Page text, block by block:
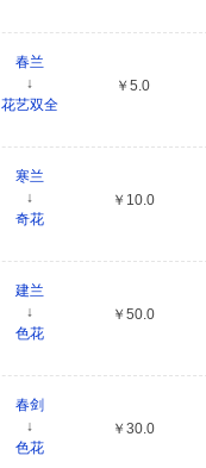
春兰
↓
花艺双全
￥5.0
寒兰
↓
奇花
￥10.0
建兰
↓
色花
￥50.0
春剑
↓
色花
￥30.0